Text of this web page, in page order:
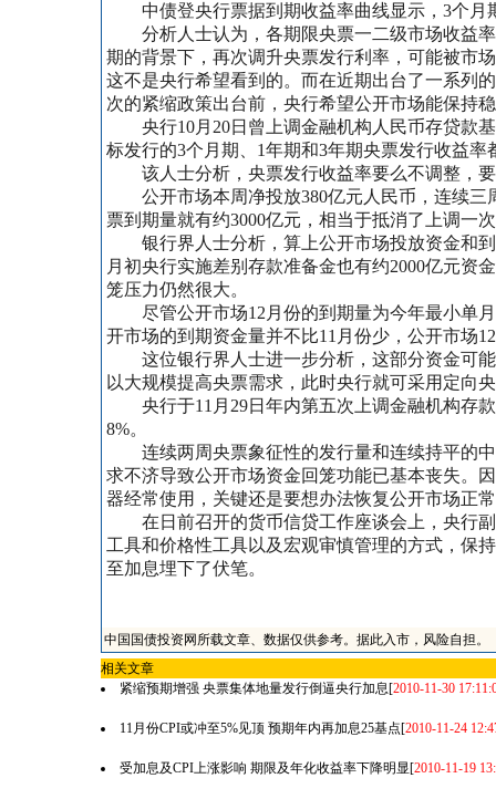
中债登央行票据到期收益率曲线显示，3个月期
分析人士认为，各期限央票一二级市场收益率
期的背景下，再次调升央票发行利率，可能被市
这不是央行希望看到的。而在近期出台了一系列
次的紧缩政策出台前，央行希望公开市场能保持
央行10月20日曾上调金融机构人民币存贷款基
标发行的3个月期、1年期和3年期央票发行收益率
该人士分析，央票发行收益率要么不调整，要
公开市场本周净投放380亿元人民币，连续三
票到期量就有约3000亿元，相当于抵消了上调一
银行界人士分析，算上公开市场投放资金和到
月初央行实施差别存款准备金也有约2000亿元资
笼压力仍然很大。
尽管公开市场12月份的到期量为今年最小单月
开市场的到期资金量并不比11月份少，公开市场
这位银行界人士进一步分析，这部分资金可能
以大规模提高央票需求，此时央行就可采用定向
央行于11月29日年内第五次上调金融机构存款
8%。
连续两周央票象征性的发行量和连续持平的中
求不济导致公开市场资金回笼功能已基本丧失。
器经常使用，关键还是要想办法恢复公开市场正
在日前召开的货币信贷工作座谈会上，央行副
工具和价格性工具以及宏观审慎管理的方式，保
至加息埋下了伏笔。
中国国债投资网所载文章、数据仅供参考。据此入市，风险自担。
相关文章
紧缩预期增强 央票集体地量发行倒逼央行加息[2010-11-30
11月份CPI或冲至5%见顶 预期年内再加息25基点[2010-11-24
受加息及CPI上涨影响 期限及年化收益率下降明显[2010-11-19